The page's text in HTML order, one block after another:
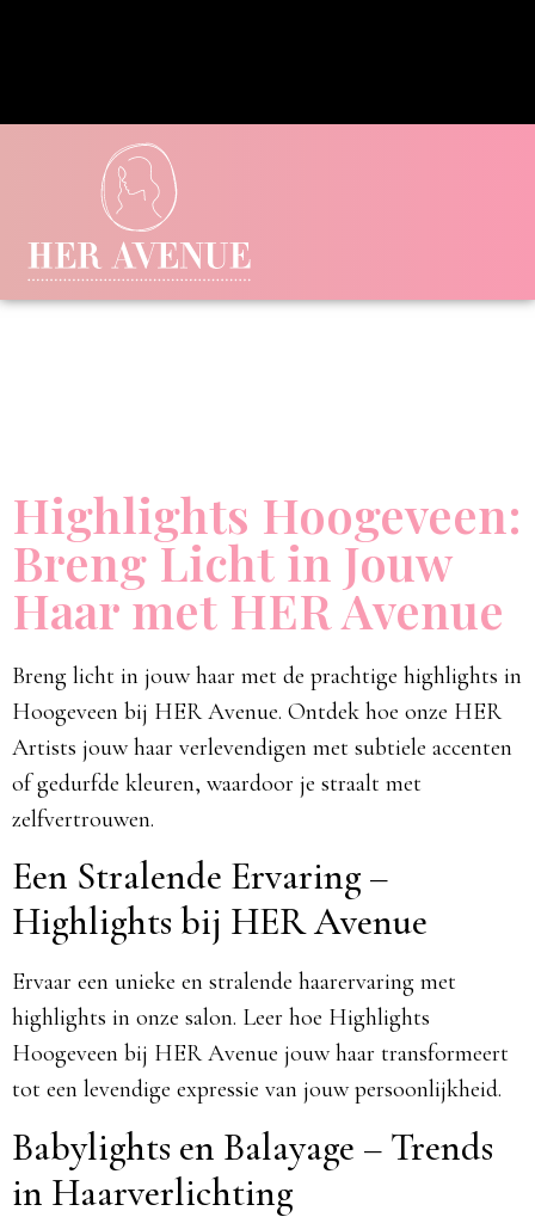
Highlights Hoogeveen:
Breng Licht in Jouw
Haar met HER Avenue
Breng licht in jouw haar met de prachtige highlights in
Hoogeveen bij HER Avenue. Ontdek hoe onze HER
Artists jouw haar verlevendigen met subtiele accenten
of gedurfde kleuren, waardoor je straalt met
zelfvertrouwen.
Een Stralende Ervaring –
Highlights bij HER Avenue
Ervaar een unieke en stralende haarervaring met
highlights in onze salon. Leer hoe Highlights
Hoogeveen bij HER Avenue jouw haar transformeert
tot een levendige expressie van jouw persoonlijkheid.
Babylights en Balayage – Trends
in Haarverlichting